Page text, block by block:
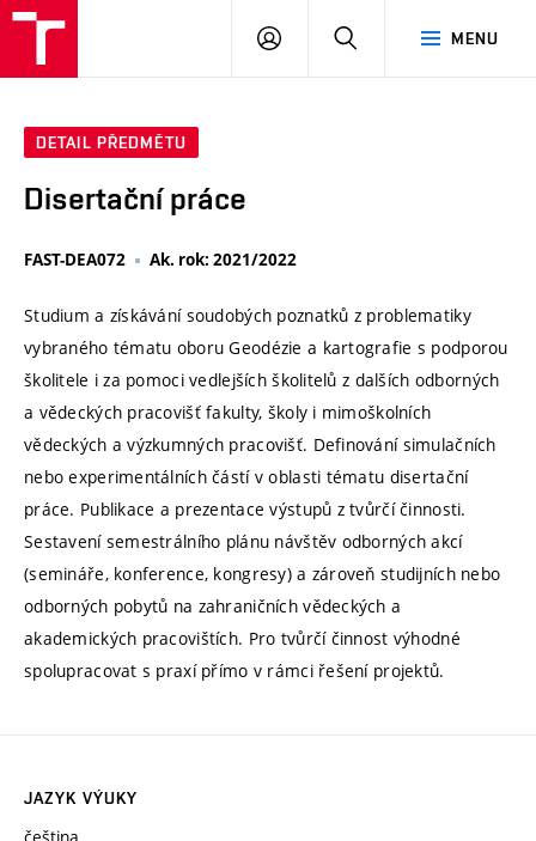
MENU
PŘIHLÁSIT
DETAIL PŘEDMĚTU
Disertační práce
FAST-DEA072 Ak. rok: 2021/2022
Studium a získávání soudobých poznatků z problematiky
vybraného tématu oboru Geodézie a kartografie s podporou
školitele i za pomoci vedlejších školitelů z dalších odborných
a vědeckých pracovišť fakulty, školy i mimoškolních
vědeckých a výzkumných pracovišť. Definování simulačních
nebo experimentálních částí v oblasti tématu disertační
práce. Publikace a prezentace výstupů z tvůrčí činnosti.
Sestavení semestrálního plánu návštěv odborných akcí
(semináře, konference, kongresy) a zároveň studijních nebo
odborných pobytů na zahraničních vědeckých a
akademických pracovištích. Pro tvůrčí činnost výhodné
spolupracovat s praxí přímo v rámci řešení projektů.
JAZYK VÝUKY